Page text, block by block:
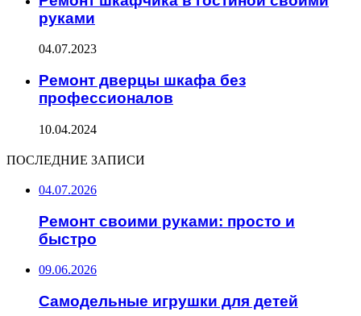
руками
04.07.2023
Ремонт дверцы шкафа без
профессионалов
10.04.2024
ПОСЛЕДНИЕ ЗАПИСИ
04.07.2026
Ремонт своими руками: просто и
быстро
09.06.2026
Самодельные игрушки для детей